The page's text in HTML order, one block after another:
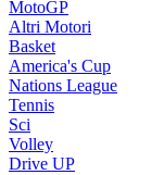
MotoGP
Altri Motori
Basket
America's Cup
Nations League
Tennis
Sci
Volley
Drive UP